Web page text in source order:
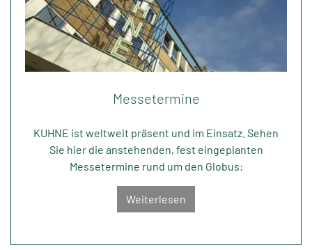
Messetermine
KUHNE ist weltweit präsent und im Einsatz. Sehen
Sie hier die anstehenden, fest eingeplanten
Messetermine rund um den Globus:
Weiterlesen